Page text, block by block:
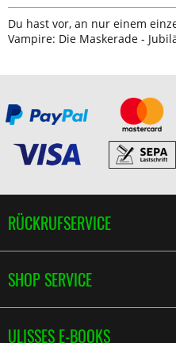
Du hast vor, an nur einem
Vampire: Die Maskerade -
RÜCKRUFSERVICE
SHOP SERVICE
ULISSES E-BOOKS